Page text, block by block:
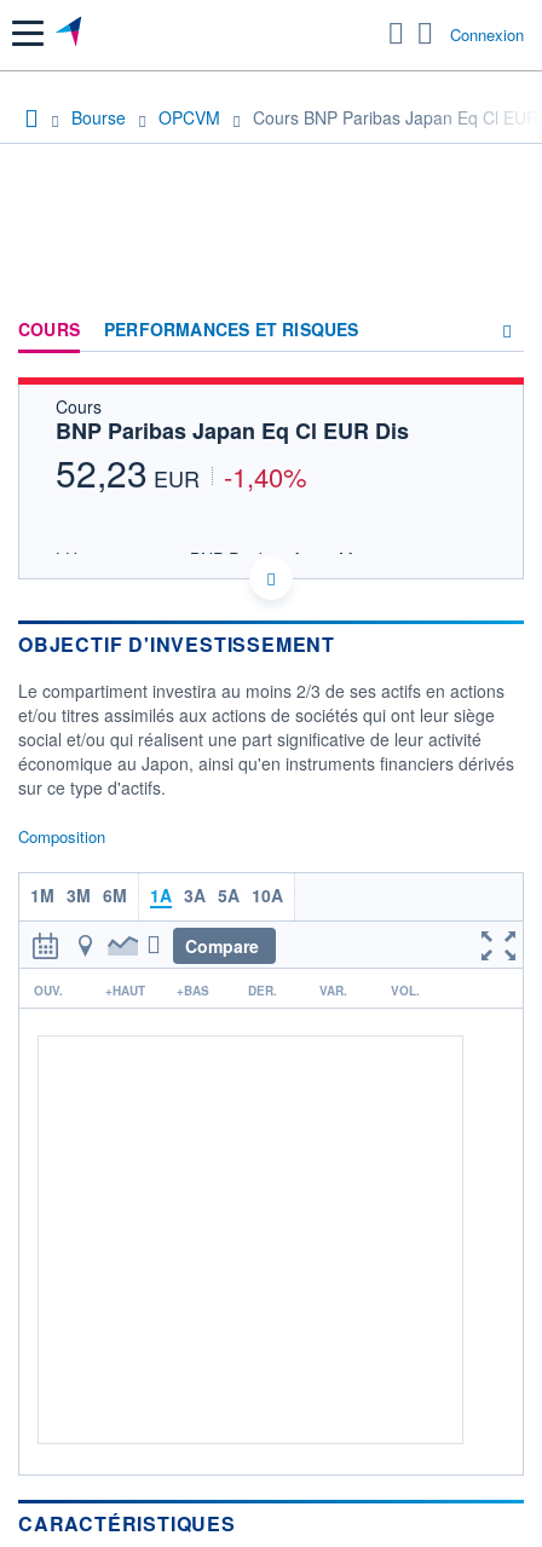
Menu Connexion
Bourse OPCVM Cours BNP Paribas Japan Eq Cl
COURS PERFORMANCES ET RISQUES
Cours
BNP Paribas Japan Eq Cl EUR Dis
52,23 EUR -1,40%
LU2572684038 - BNP Paribas Asset Management
Luxembourg
Consulter le prospectus / DIC
40
50
60
CATÉGORIE MORNINGSTAR
Actions Japon Grandes
FONDS PARTENAIRES
TARIFS PRIVILÉGIÉS 0%
PEA PEA-PME BOURSOVIE LUX
BOURSOVIE
OBJECTIF D'INVESTISSEMENT
Le compartiment investira au moins 2/3 de ses actifs en actions
et/ou titres assimilés aux actions de sociétés qui ont leur siège
social et/ou qui réalisent une part significative de leur activité
économique au Japon, ainsi qu'en instruments financiers dérivés
sur ce type d'actifs.
Composition
1M 3M 6M 1A 3A 5A 10A
Compare
r
OUV. +HAUT +BAS DER. VAR. VOL.
CARACTÉRISTIQUES